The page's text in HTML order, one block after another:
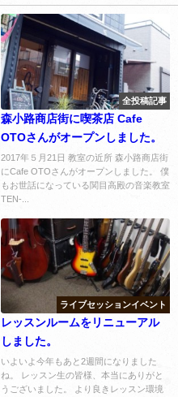
全投稿記事
森小路商店街に喫茶店 Cafe
OTOさんがオープンしました。
2017年５月21日 教室の近所 森小路商店街
にCafe OTOさんがオープンしました。 僕
もお世話になっている関目高殿の音楽教室
TEN-...
ライブセッションイベント
レッスンルームをリニューアル
しました。
いよいよ今年もあと2週間になりました
ね。 レッスン生の皆様、本当にありがと
うございました。 より良きレッスン環境